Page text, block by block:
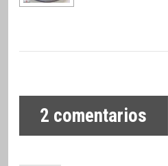
2 comentarios